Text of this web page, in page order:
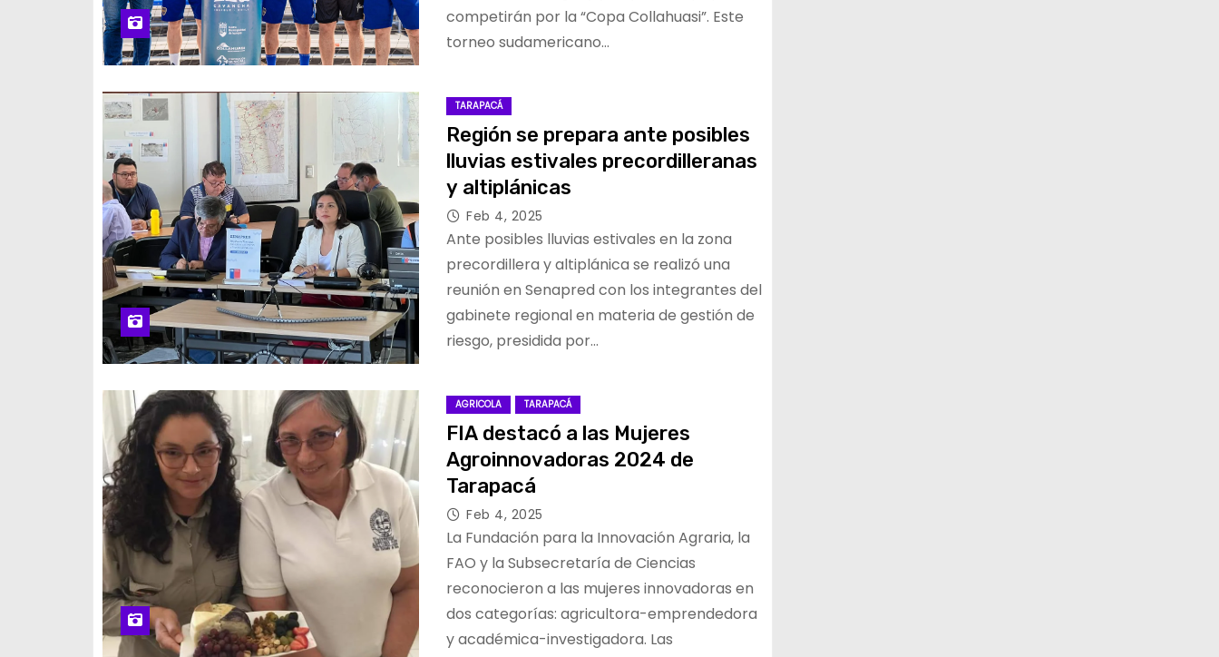
competirán por la “Copa Collahuasi”. Este
torneo sudamericano…
TARAPACÁ
Región se prepara ante posibles
lluvias estivales precordilleranas
y altiplánicas
Feb 4, 2025
Ante posibles lluvias estivales en la zona
precordillera y altiplánica se realizó una
reunión en Senapred con los integrantes del
gabinete regional en materia de gestión de
riesgo, presidida por…
AGRICOLA TARAPACÁ
FIA destacó a las Mujeres
Agroinnovadoras 2024 de
Tarapacá
Feb 4, 2025
La Fundación para la Innovación Agraria, la
FAO y la Subsecretaría de Ciencias
reconocieron a las mujeres innovadoras en
dos categorías: agricultora-emprendedora
y académica-investigadora. Las